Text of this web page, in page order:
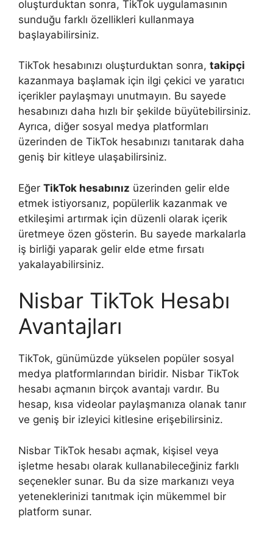
oluşturduktan sonra, TikTok uygulamasının
sunduğu farklı özellikleri kullanmaya
başlayabilirsiniz.
TikTok hesabınızı oluşturduktan sonra, takipçi
kazanmaya başlamak için ilgi çekici ve yaratıcı
içerikler paylaşmayı unutmayın. Bu sayede
hesabınızı daha hızlı bir şekilde büyütebilirsiniz.
Ayrıca, diğer sosyal medya platformları
üzerinden de TikTok hesabınızı tanıtarak daha
geniş bir kitleye ulaşabilirsiniz.
Eğer TikTok hesabınız üzerinden gelir elde
etmek istiyorsanız, popülerlik kazanmak ve
etkileşimi artırmak için düzenli olarak içerik
üretmeye özen gösterin. Bu sayede markalarla
iş birliği yaparak gelir elde etme fırsatı
yakalayabilirsiniz.
Nisbar TikTok Hesabı
Avantajları
TikTok, günümüzde yükselen popüler sosyal
medya platformlarından biridir. Nisbar TikTok
hesabı açmanın birçok avantajı vardır. Bu
hesap, kısa videolar paylaşmanıza olanak tanır
ve geniş bir izleyici kitlesine erişebilirsiniz.
Nisbar TikTok hesabı açmak, kişisel veya
işletme hesabı olarak kullanabileceğiniz farklı
seçenekler sunar. Bu da size markanızı veya
yeteneklerinizi tanıtmak için mükemmel bir
platform sunar.